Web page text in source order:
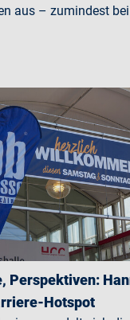
aus – zumindest
Perspektiven:
Hotspot